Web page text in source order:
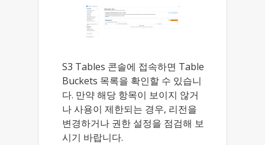
S3 Tables 콘솔에 접속하면 Table
Buckets 목록을 확인할 수 있습니
다. 만약 해당 항목이 보이지 않거
나 사용이 제한되는 경우, 리전을
변경하거나 권한 설정을 점검해 보
시기 바랍니다.